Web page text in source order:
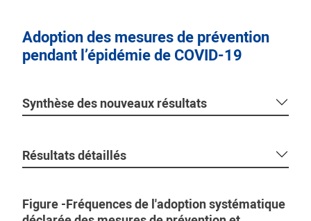
Adoption des mesures de prévention
pendant l’épidémie de COVID-19
Synthèse des nouveaux résultats
Résultats détaillés
Figure -Fréquences de l'adoption systématique